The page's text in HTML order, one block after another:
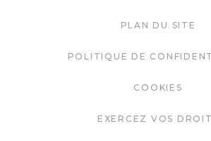
PLAN DU SITE
POLITIQUE DE
COOKIES
EXERCEZ VOS